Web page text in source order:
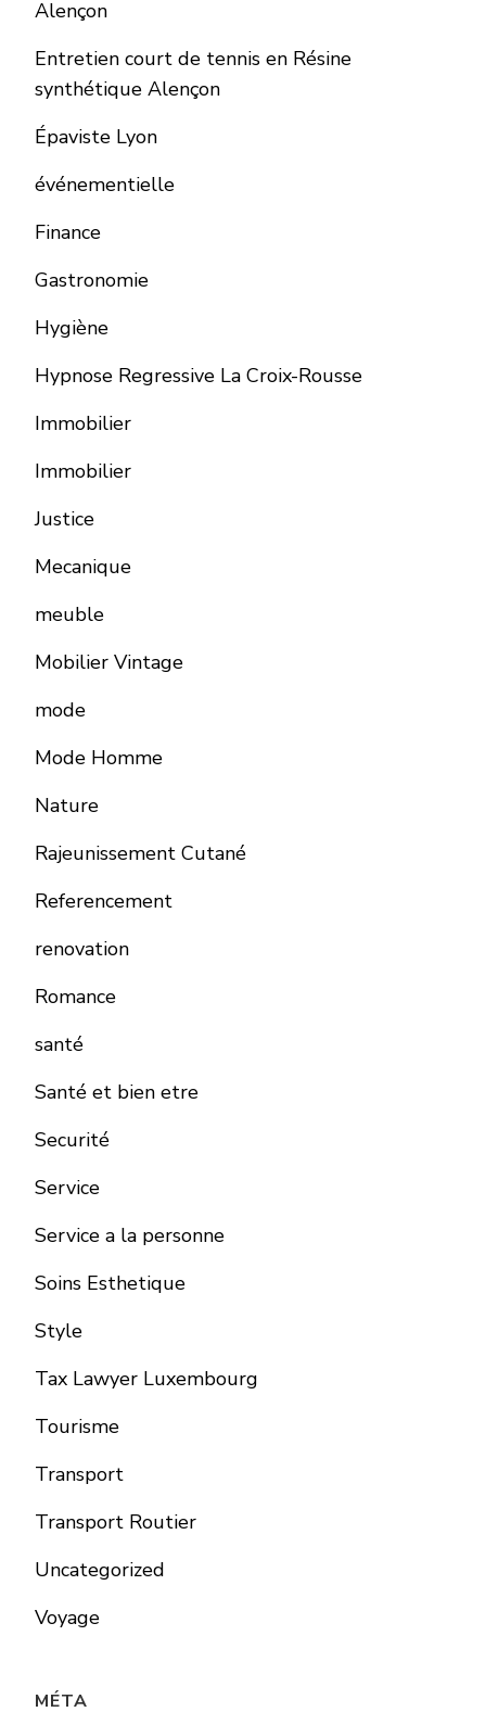
Alençon
Entretien court de tennis en Résine
synthétique Alençon
Épaviste Lyon
événementielle
Finance
Gastronomie
Hygiène
Hypnose Regressive La Croix-Rousse
Immobilier
Immobilier
Justice
Mecanique
meuble
Mobilier Vintage
mode
Mode Homme
Nature
Rajeunissement Cutané
Referencement
renovation
Romance
santé
Santé et bien etre
Securité
Service
Service a la personne
Soins Esthetique
Style
Tax Lawyer Luxembourg
Tourisme
Transport
Transport Routier
Uncategorized
Voyage
MÉTA